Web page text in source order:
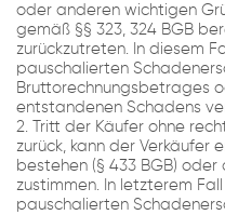
oder anderen wichtigen
gemäß §§ 323, 324 BGB
zurückzutreten. In diesem
pauschalierten
Bruttorechnungsbetrages
entstandenen Schadens
2. Tritt der Käufer ohne
zurück, kann der Verkäufer
bestehen (§ 433 BGB)
zustimmen. In letzterem
pauschalierten